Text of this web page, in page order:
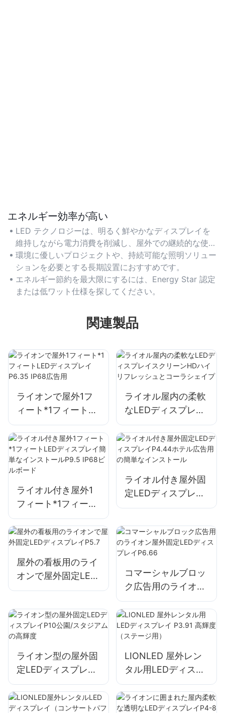
エネルギー効率が高い
LED テクノロジーは、明るく鮮やかなディスプレイを
維持しながら電力消費を削減し、屋外での継続的な使用
におけるエネルギー コストを削減します。
環境に優しいプロジェクトや、持続可能な照明ソリュー
ションを必要とする長期設置におすすめです。
エネルギー節約を最大限にするには、Energy Star 認定
または低ワット仕様を探してください。
関連製品
ライオンで屋外1フ
ィート*1フィート
LEDディスプレイ
P6.35 IP68広告用
ライオル屋内の柔軟
なLEDディスプレイ
スクリーンHDハイ
リフレッシュとコー
ラシェイプ
ライオル付き屋外1
フィート*1フィート
LEDディスプレイ簡
単なインストール
P9.5 IP68ビルボー
ド
ライオル付き屋外固
定LEDディスプレイ
P4.44ホテル広告用
ル
屋外の看板用のライ
オンで屋外固定LED
ディスプレイP5.7
コマーシャルブロッ
ク広告用のライオン
屋外固定LEDディス
プレイP6.66
ライオン型の屋外固
定LEDディスプレイ
P10公園/スタジアム
の高輝度
LIONLED 屋外レン
タル用LEDディスプ
レイ P3.91 高輝度
（ステージ用）